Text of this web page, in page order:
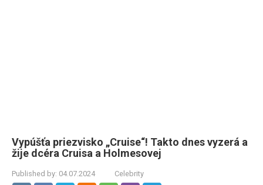
Vypúšťa priezvisko „Cruise“! Takto dnes vyzerá a
žije dcéra Cruisa a Holmesovej
Published by: 04.07.2024 Celebrity